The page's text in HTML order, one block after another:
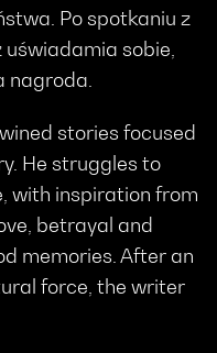
Po spotkaniu z
sobie,
nagroda.
stories focused
He struggles to
with inspiration from
betrayal and
memories. After an
force, the writer